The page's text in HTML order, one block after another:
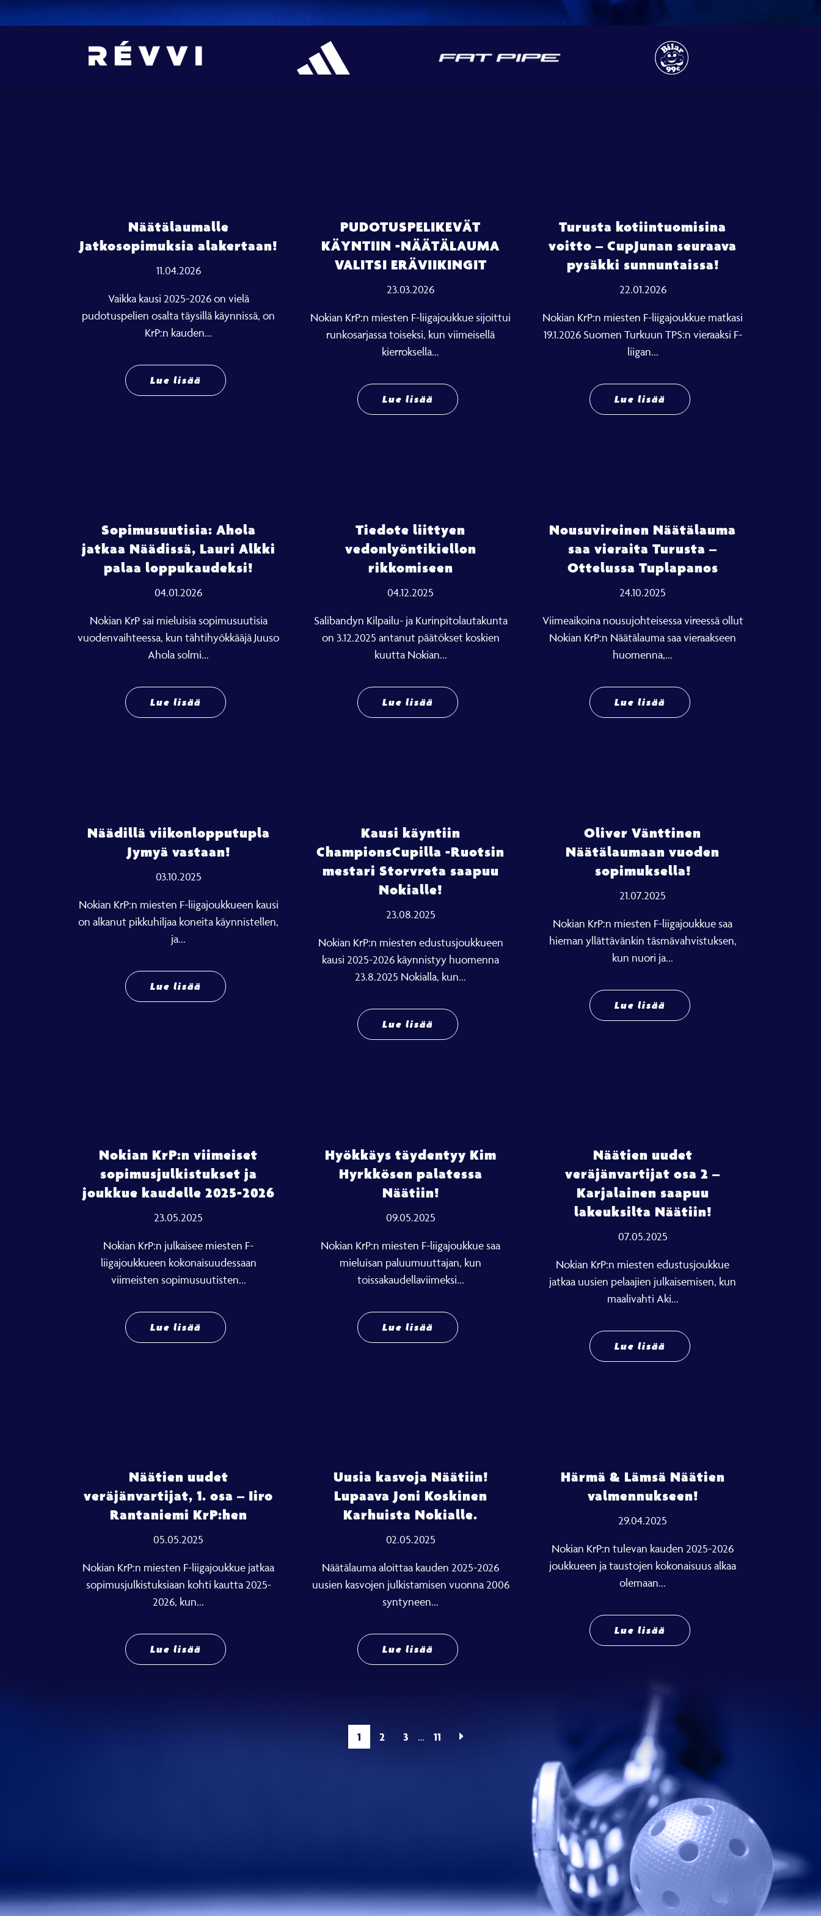
Näätälaumalle
Jatkosopimuksia alakertaan!
11.04.2026
Vaikka kausi 2025-2026 on vielä
pudotuspelien osalta täysillä käynnissä, on
KrP:n kauden...
Lue lisää
PUDOTUSPELIKEVÄT
KÄYNTIIN -NÄÄTÄLAUMA
VALITSI ERÄVIIKINGIT
23.03.2026
Nokian KrP:n miesten F-liigajoukkue sijoittui
runkosarjassa toiseksi, kun viimeisellä
kierroksella...
Lue lisää
Turusta kotiintuomisina
voitto – CupJunan seuraava
pysäkki sunnuntaissa!
22.01.2026
Nokian KrP:n miesten F-liigajoukkue matkasi
19.1.2026 Suomen Turkuun TPS:n vieraaksi F-
liigan...
Lue lisää
Sopimusuutisia: Ahola
jatkaa Näädissä, Lauri Alkki
palaa loppukaudeksi!
04.01.2026
Nokian KrP sai mieluisia sopimusuutisia
vuodenvaihteessa, kun tähtihyökkääjä Juuso
Ahola solmi...
Lue lisää
Tiedote liittyen
vedonlyöntikiellon
rikkomiseen
04.12.2025
Salibandyn Kilpailu- ja Kurinpitolautakunta
on 3.12.2025 antanut päätökset koskien
kuutta Nokian...
Lue lisää
Nousuvireinen Näätälauma
saa vieraita Turusta –
Ottelussa Tuplapanos
24.10.2025
Viimeaikoina nousujohteisessa vireessä ollut
Nokian KrP:n Näätälauma saa vieraakseen
huomenna,...
Lue lisää
Näädillä viikonlopputupla
Jymyä vastaan!
03.10.2025
Nokian KrP:n miesten F-liigajoukkueen kausi
on alkanut pikkuhiljaa koneita käynnistellen,
ja...
Lue lisää
Kausi käyntiin
ChampionsCupilla -Ruotsin
mestari Storvreta saapuu
Nokialle!
23.08.2025
Nokian KrP:n miesten edustusjoukkueen
kausi 2025-2026 käynnistyy huomenna
23.8.2025 Nokialla, kun...
Lue lisää
Oliver Vänttinen
Näätälaumaan vuoden
sopimuksella!
21.07.2025
Nokian KrP:n miesten F-liigajoukkue saa
hieman yllättävänkin täsmävahvistuksen,
kun nuori ja...
Lue lisää
Nokian KrP:n viimeiset
sopimusjulkistukset ja
joukkue kaudelle 2025-2026
23.05.2025
Nokian KrP:n julkaisee miesten F-
liigajoukkueen kokonaisuudessaan
viimeisten sopimusuutisten...
Lue lisää
Hyökkäys täydentyy Kim
Hyrkkösen palatessa
Näätiin!
09.05.2025
Nokian KrP:n miesten F-liigajoukkue saa
mieluisan paluumuuttajan, kun
toissakaudellaviimeksi...
Lue lisää
Näätien uudet
veräjänvartijat osa 2 –
Karjalainen saapuu
lakeuksilta Näätiin!
07.05.2025
Nokian KrP:n miesten edustusjoukkue
jatkaa uusien pelaajien julkaisemisen, kun
maalivahti Aki...
Lue lisää
Näätien uudet
veräjänvartijat, 1. osa – Iiro
Rantaniemi KrP:hen
05.05.2025
Nokian KrP:n miesten F-liigajoukkue jatkaa
sopimusjulkistuksiaan kohti kautta 2025-
2026, kun...
Lue lisää
Uusia kasvoja Näätiin!
Lupaava Joni Koskinen
Karhuista Nokialle.
02.05.2025
Näätälauma aloittaa kauden 2025-2026
uusien kasvojen julkistamisen vuonna 2006
syntyneen...
Lue lisää
Härmä & Lämsä Näätien
valmennukseen!
29.04.2025
Nokian KrP:n tulevan kauden 2025-2026
joukkueen ja taustojen kokonaisuus alkaa
olemaan...
Lue lisää
1 2 3 … 11